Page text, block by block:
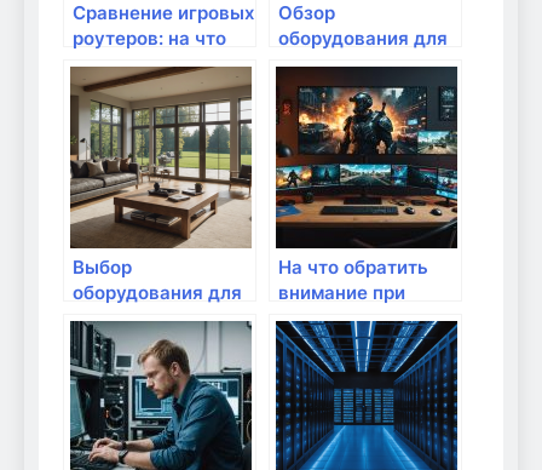
Сравнение игровых
роутеров: на что
обращать
внимание?
Обзор
оборудования для
организации
видеоконференций
Выбор
оборудования для
видеонаблюдения
в доме
На что обратить
внимание при
выборе сетевых
панелей